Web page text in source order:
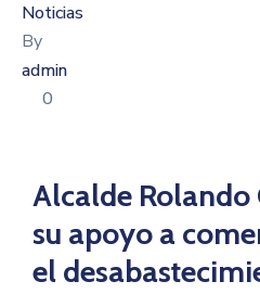
Noticias
By
admin
0
Alcalde Rolando
su apoyo a
el